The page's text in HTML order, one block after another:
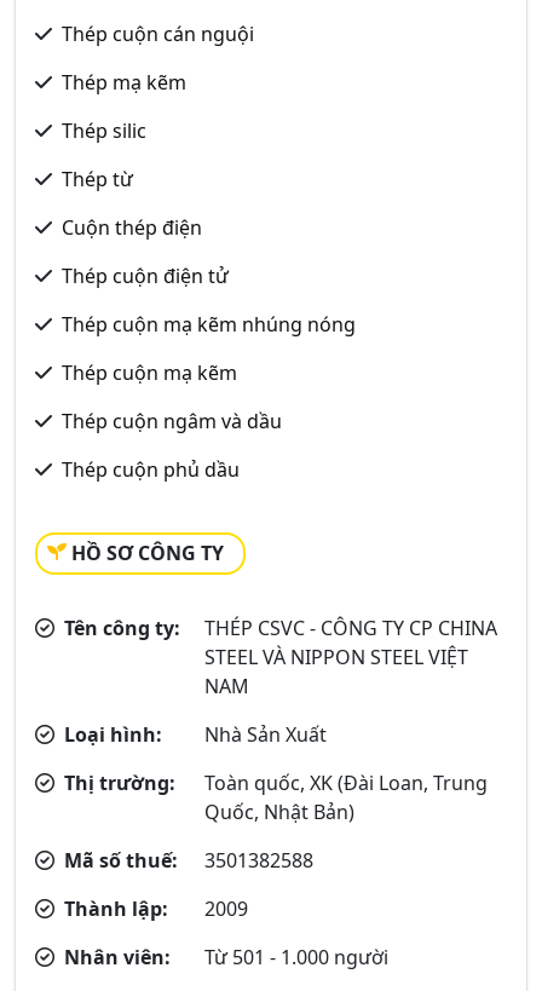
Thép cuộn cán nguội
Thép mạ kẽm
Thép silic
Thép từ
Cuộn thép điện
Thép cuộn điện tử
Thép cuộn mạ kẽm nhúng nóng
Thép cuộn mạ kẽm
Thép cuộn ngâm và dầu
Thép cuộn phủ dầu
HỒ SƠ CÔNG TY
Tên công ty:
THÉP CSVC - CÔNG TY CP CHINA
STEEL VÀ NIPPON STEEL VIỆT
NAM
Loại hình:
Nhà Sản Xuất
Thị trường:
Toàn quốc, XK (Đài Loan, Trung
Quốc, Nhật Bản)
Mã số thuế:
3501382588
Thành lập:
2009
Nhân viên:
Từ 501 - 1.000 người